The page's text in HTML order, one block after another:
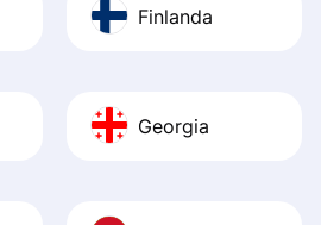
Finlanda
Georgia